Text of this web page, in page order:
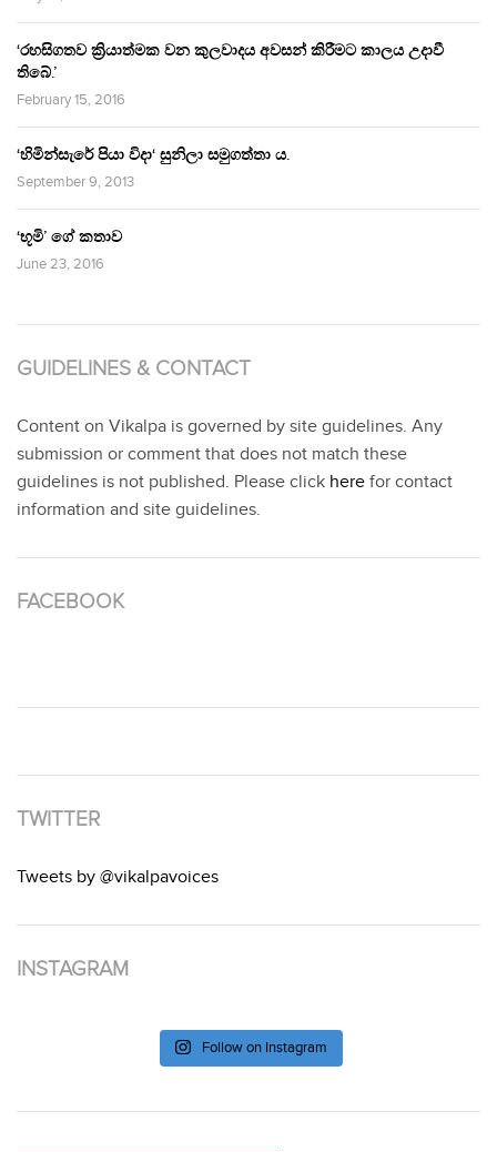
‘රහසිගතව ක්‍රියාත්මක වන කුලවාදය අවසන් කිරීමට කාලය උදාවී
තිබේ.’
February 15, 2016
‘හිමින්සැරේ පියා විදා‘ සුනිලා සමුගත්තා ය.
September 9, 2013
‘භූමි’ ගේ කතාව
June 23, 2016
GUIDELINES & CONTACT
Content on Vikalpa is governed by site guidelines. Any
submission or comment that does not match these
guidelines is not published. Please click here for contact
information and site guidelines.
FACEBOOK
TWITTER
Tweets by @vikalpavoices
INSTAGRAM
Follow on Instagram